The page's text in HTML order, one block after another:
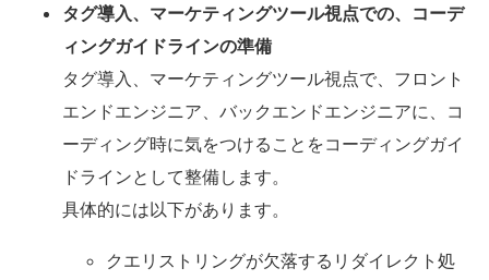
タグ導入、マーケティングツール視点での、コーデ
ィングガイドラインの準備
タグ導入、マーケティングツール視点で、フロント
エンドエンジニア、バックエンドエンジニアに、コ
ーディング時に気をつけることをコーディングガイ
ドラインとして整備します。
具体的には以下があります。
クエリストリングが欠落するリダイレクト処